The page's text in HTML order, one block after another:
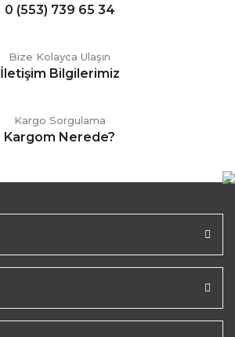
0 (553) 739 65 34
Bize Kolayca Ulaşın
İletişim Bilgilerimiz
Kargo Sorgulama
Kargom Nerede?